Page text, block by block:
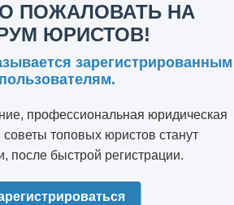
ПОЖАЛОВАТЬ НА
ЮРИСТОВ!
зарегистрированным
пользователям.
профессиональная юридическая
советы топовых юристов станут
после быстрой регистрации.